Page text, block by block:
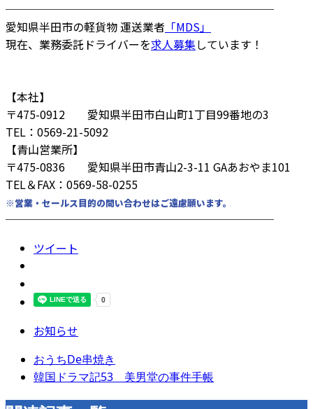
────────────────────────
愛知県半田市の軽貨物 運送業者 「MDS」
現在、業務委託ドライバーを求人募集しています！
【本社】
〒475-0912 愛知県半田市白山町1丁目99番地の3
TEL：0569-21-5092
【青山営業所】
〒475-0836 愛知県半田市青山2-3-11 GAあおやま101
TEL＆FAX：0569-58-0255
※営業・セールス目的の問い合わせはご遠慮願います。
────────────────────────
ツイート
お知らせ
おうちDe串焼き
韓国ドラマ記53 美男堂の事件手帳